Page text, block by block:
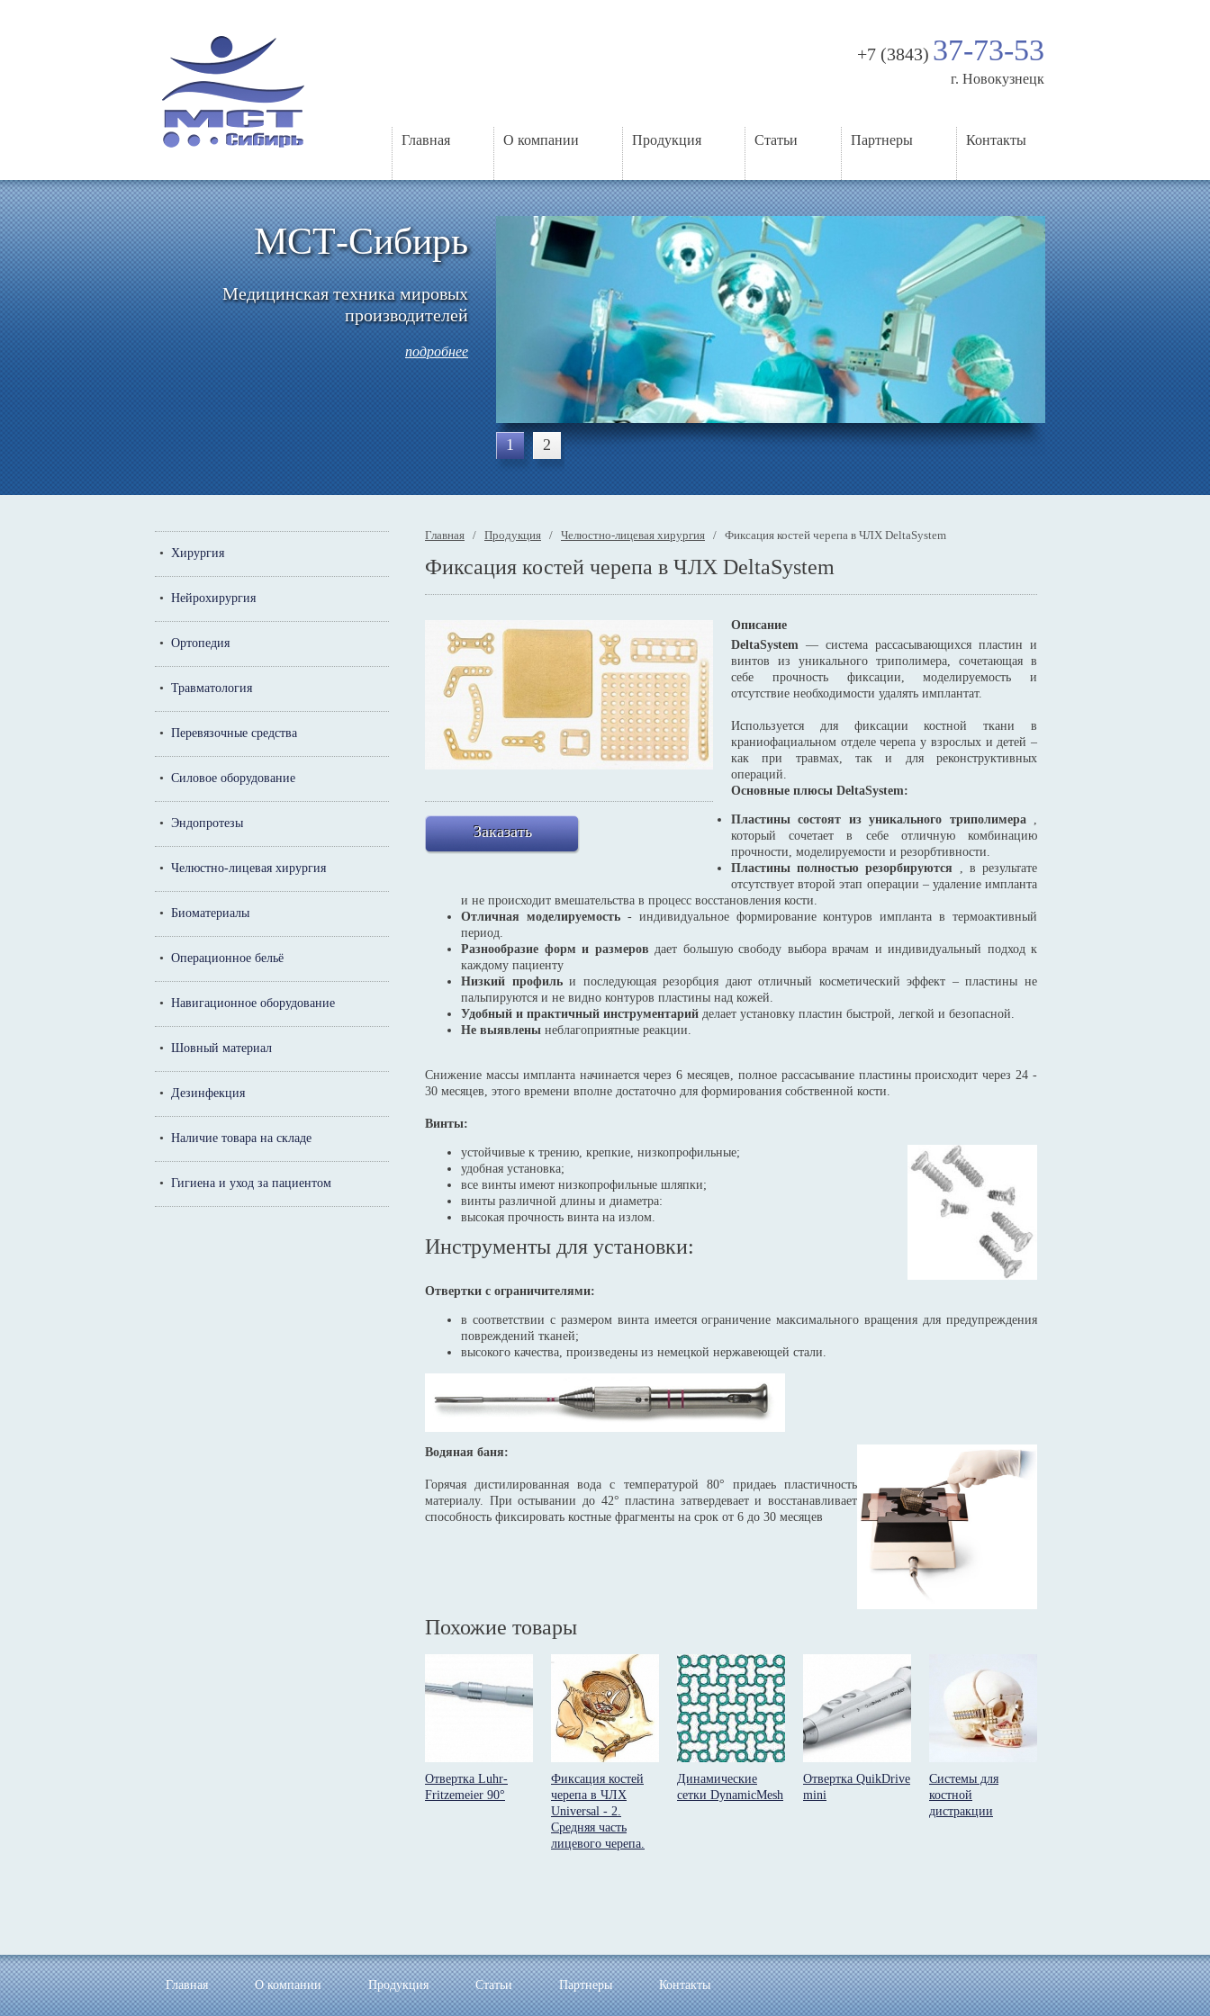
+7 (3843) 37-73-53
г. Новокузнецк
Главная О компании Продукция Статьи Партнеры Контакты
МСТ-Сибирь
Медицинская техника мировых
производителей
подробнее
1 2
• Хирургия
• Нейрохирургия
• Ортопедия
• Травматология
• Перевязочные средства
• Силовое оборудование
• Эндопротезы
• Челюстно-лицевая хирургия
• Биоматериалы
• Операционное бельё
• Навигационное оборудование
• Шовный материал
• Дезинфекция
• Наличие товара на складе
• Гигиена и уход за пациентом
Главная / Продукция / Челюстно-лицевая хирургия / Фиксация костей черепа в ЧЛХ DeltaSystem
Фиксация костей черепа в ЧЛХ DeltaSystem
Заказать
Описание
DeltaSystem — система рассасывающихся пластин и
винтов из уникального триполимера, сочетающая в
себе прочность фиксации, моделируемость и
отсутствие необходимости удалять имплантат.
Используется для фиксации костной ткани в
краниофациальном отделе черепа у взрослых и детей –
как при травмах, так и для реконструктивных
операций.
Основные плюсы DeltaSystem:
Пластины состоят из уникального триполимера,
который сочетает в себе отличную комбинацию
прочности, моделируемости и резорбтивности.
Пластины полностью резорбируются , в результате
отсутствует второй этап операции – удаление импланта
и не происходит вмешательства в процесс восстановления кости.
Отличная моделируемость- индивидуальное формирование контуров импланта в термоактивный
период.
Разнообразие форм и размеров дает большую свободу выбора врачам и индивидуальный подход к
каждому пациенту
Низкий профильи последующая резорбция дают отличный косметический эффект – пластины не
пальпируются и не видно контуров пластины над кожей.
Удобный и практичный инструментарий делает установку пластин быстрой, легкой и безопасной.
Не выявлены неблагоприятные реакции.
Снижение массы импланта начинается через 6 месяцев, полное рассасывание пластины происходит через 24 -
30 месяцев, этого времени вполне достаточно для формирования собственной кости.
Винты:
устойчивые к трению, крепкие, низкопрофильные;
удобная установка;
все винты имеют низкопрофильные шляпки;
винты различной длины и диаметра:
высокая прочность винта на излом.
Инструменты для установки:
Отвертки с ограничителями:
в соответствии с размером винта имеется ограничение максимального вращения для предупреждения
повреждений тканей;
высокого качества, произведены из немецкой нержавеющей стали.
Водяная баня:
Горячая дистилированная вода с температурой 80° придаеь пластичность
материалу. При остывании до 42° пластина затвердевает и восстанавливает
способность фиксировать костные фрагменты на срок от 6 до 30 месяцев
Похожие товары
Отвертка Luhr-
Fritzemeier 90°
Фиксация костей
черепа в ЧЛХ
Universal - 2.
Средняя часть
лицевого черепа.
Динамические
сетки DynamicMesh
Отвертка QuikDrive
mini
Системы для
костной
дистракции
Главная О компании Продукция Статьи Партнеры Контакты